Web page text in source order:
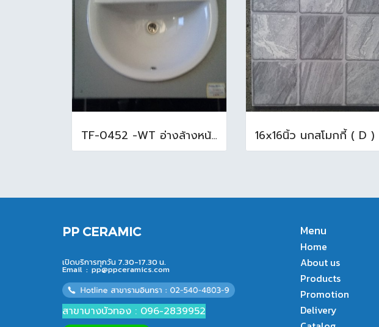
TF-0452 -WT อ่างล้างหน้าบนเคาน์เตอร์ สีขาว
PP CERAMIC
เปิดบริการทุกวัน 7.30-17.30 น.
Email : pp@ppceramics.com
สาขาบางบัวทอง : 096-2839952
Menu
Home
About us
Products
Promotion
Delivery